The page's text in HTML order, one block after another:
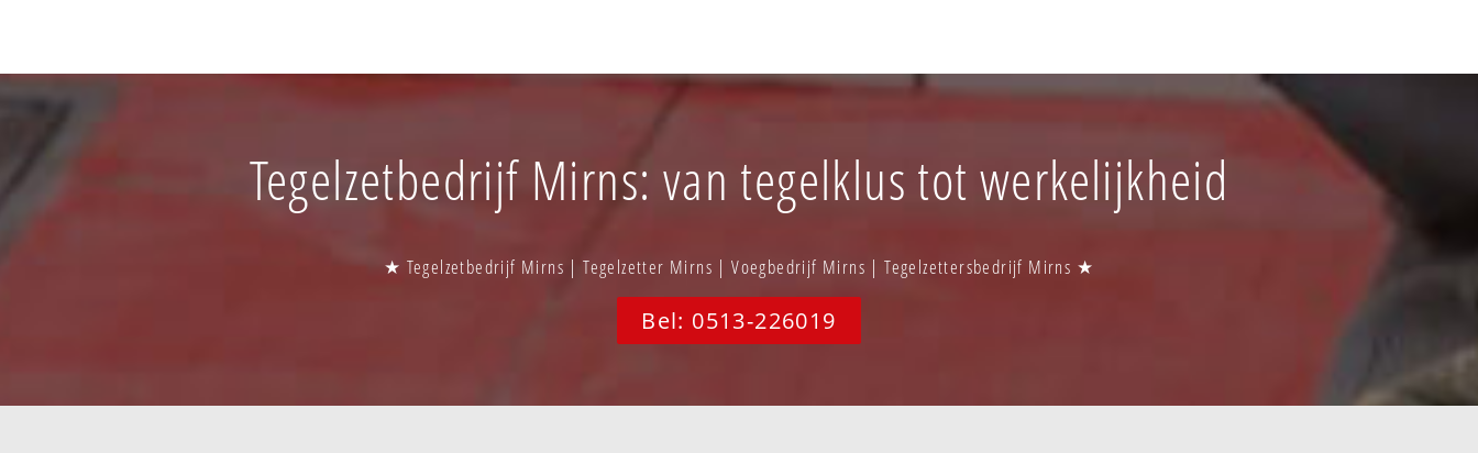
Tegelzetbedrijf Mirns: van tegelklus tot werkelijkheid
★ Tegelzetbedrijf Mirns | Tegelzetter Mirns | Voegbedrijf Mirns | Tegelzettersbedrijf Mirns ★
Bel: 0513-226019